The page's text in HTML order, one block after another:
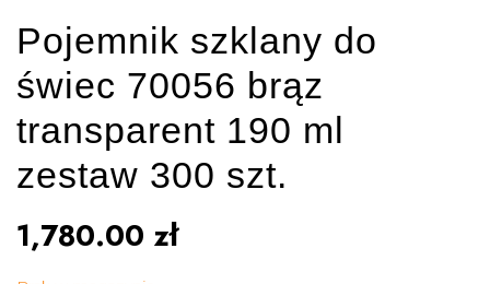
Pojemnik szklany do
świec 70056 brąz
transparent 190 ml
zestaw 300 szt.
1,780.00 zł